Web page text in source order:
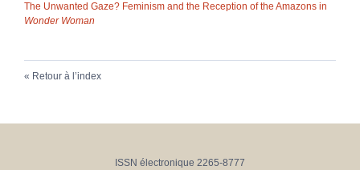
The Unwanted Gaze? Feminism and the Reception of the Amazons in
Wonder Woman
Retour à l’index
ISSN électronique 2265-8777